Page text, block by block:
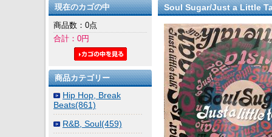
Soul Sugar/Just a Little
現在のカゴの中
商品数：0点
合計：0円
商品カテゴリー
Hip Hop, Break
Beats(861)
R&B, Soul(459)